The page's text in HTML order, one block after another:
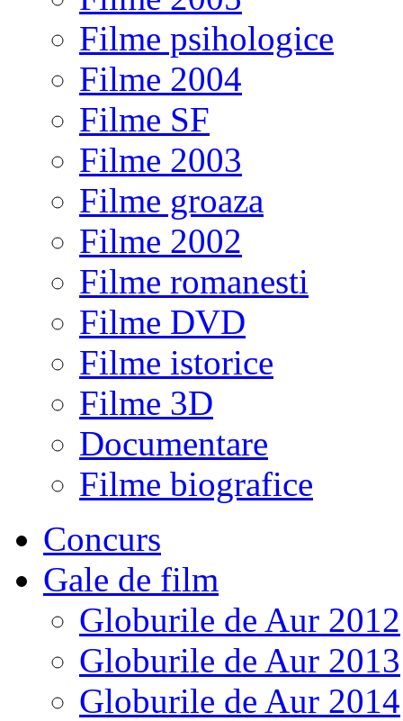
Filme psihologice
Filme 2004
Filme SF
Filme 2003
Filme groaza
Filme 2002
Filme romanesti
Filme DVD
Filme istorice
Filme 3D
Documentare
Filme biografice
Concurs
Gale de film
Globurile de Aur 2012
Globurile de Aur 2013
Globurile de Aur 2014